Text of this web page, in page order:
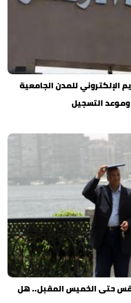
الإلكتروني للمدن الجامعية
التسجيل
حتى الخميس المقبل.. هل